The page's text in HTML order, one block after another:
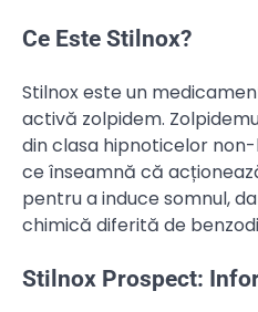
Ce Este Stilnox?
Stilnox este un
activă zolpidem.
din clasa hipnoticelor
ce înseamnă că
pentru a induce somnul,
chimică diferită de
Stilnox Prospect: